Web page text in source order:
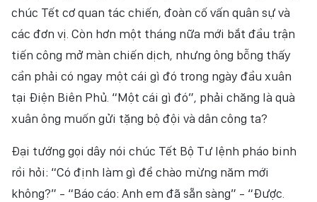
chúc Tết cơ quan tác chiến, đoàn cố vấn quân sự và
các đơn vị. Còn hơn một tháng nữa mới bắt đầu trận
tiến công mở màn chiến dịch, nhưng ông bỗng thấy
cần phải có ngay một cái gì đó trong ngày đầu xuân
tại Điện Biên Phủ. “Một cái gì đó”, phải chăng là quà
xuân ông muốn gửi tặng bộ đội và dân công ta?
Đại tướng gọi dây nói chúc Tết Bộ Tư lệnh pháo binh
rồi hỏi: “Có định làm gì để chào mừng năm mới
không?” - “Báo cáo: Anh em đã sẵn sàng” - “Được.